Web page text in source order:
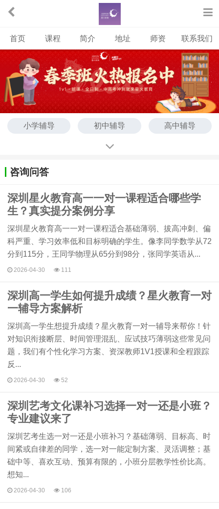
首页 课程 简介 地址 师资 联系我们
小学辅导 初中辅导 高中辅导
艺考文化课
咨询问答
深圳星火教育高一一对一课程适合哪些学
生？真实提分案例分享
深圳星火教育高一一对一课程适合基础薄弱、拔高冲刺、偏
科严重、学习效率低和目标明确的学生。像李同学数学从72
分到115分，王同学物理从65分到98分，张同学英语从...
2026-04-30 111
深圳高一学生如何提升成绩？星火教育一对
一辅导方案解析
深圳高一学生想提升成绩？星火教育一对一辅导来帮你！针
对知识衔接断层、时间管理混乱、应试技巧薄弱这些常见问
题，我们有个性化学习方案、资深教师1V1授课和全程跟踪
反...
2026-04-30 52
深圳艺考文化课补习选择一对一还是小班？
专业建议来了
深圳艺考生选一对一还是小班补习？基础薄弱、目标高、时
间紧或自律差的同学，选一对一能定制方案、灵活调整；基
础中等、喜欢互动、预算有限的，小班分层教学性价比高。
想知...
2026-04-30 106